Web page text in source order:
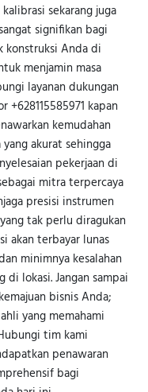
sekarang juga
signifikan bagi
konstruksi Anda di
menjamin masa
layanan dukungan
kapan
kemudahan
akurat sehingga
pekerjaan di
mitra terpercaya
presisi instrumen
tak perlu diragukan
akan terbayar lunas
minimnya kesalahan
lokasi. Jangan sampai
bisnis Anda;
yang memahami
tim kami
penawaran
bagi